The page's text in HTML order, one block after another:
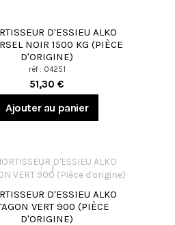
D'ESSIEU ALKO
NOIR 1500 KG (PIÈCE
D'ORIGINE)
réf : 04251
51,30 €
Ajouter au panier
D'ESSIEU ALKO
VERT 900 (PIÈCE
D'ORIGINE)